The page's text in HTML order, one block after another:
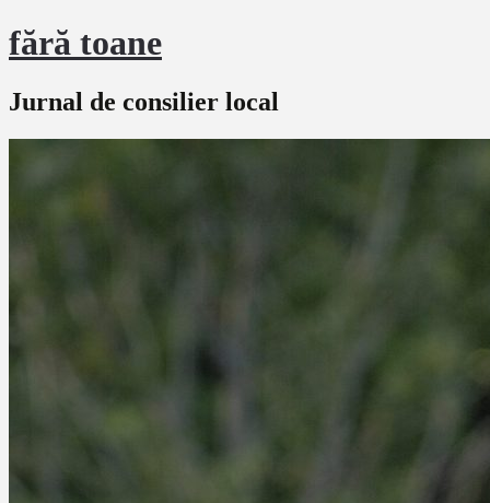
fără toane
Jurnal de consilier local